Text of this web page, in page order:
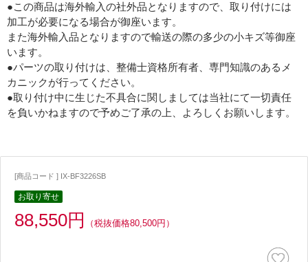
●この商品は海外輸入の社外品となりますので、取り付けには
加工が必要になる場合が御座います。
また海外輸入品となりますので輸送の際の多少の小キズ等御座
います。
●パーツの取り付けは、整備士資格所有者、専門知識のあるメ
カニックが行ってください。
●取り付け中に生じた不具合に関しましては当社にて一切責任
を負いかねますので予めご了承の上、よろしくお願いします。
[商品コード ] IX-BF3226SB
お取り寄せ
88,550円 （税抜価格80,500円）